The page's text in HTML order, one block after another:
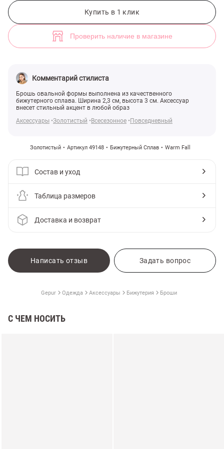
Купить в 1 клик
Проверить наличие в магазине
Комментарий стилиста
Брошь овальной формы выполнена из качественного
бижутерного сплава. Ширина 2,3 см, высота 3 см. Аксессуар
внесет стильный акцент в любой образ
Аксессуары Золотистый Всесезонное Повседневный
Золотистый Артикул 49148 Бижутерный Сплав Warm Fall
Состав и уход
Таблица размеров
Доставка и возврат
Написать отзыв Задать вопрос
Gepur Одежда Аксессуары Бижутерия Броши
С ЧЕМ НОСИТЬ
Золотистая брошь-овал (арт. 49148) ♡ интернет-магазин Gepur